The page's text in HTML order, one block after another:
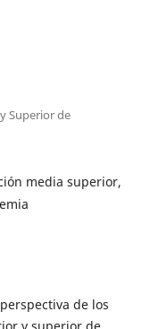
Superior de
media superior,
de los